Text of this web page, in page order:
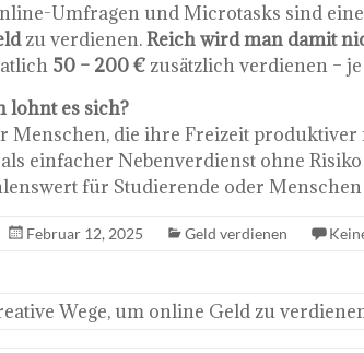
Umfragen und Microtasks sind
zu verdienen.Reich wird man damit
50 – 200 € zusätzlich verdienen –
lohnt es sich?
Menschen, die ihre Freizeit produktiver
einfacher Nebenverdienst ohne Risiko
für Studierende oder
Februar 12, 2025 Geld verdienen
Wege, um online Geld zu